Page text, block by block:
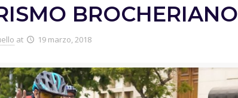
BROCHERIANO
at 19 marzo, 2018